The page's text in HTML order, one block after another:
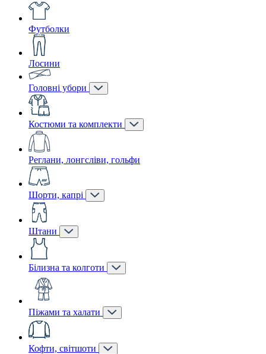
Футболки
Лосини
Головні убори
Костюми та комплекти
Реглани, лонгсліви, гольфи
Шорти, капрі
Штани
Білизна та колготи
Піжами та халати
Кофти, світшоти